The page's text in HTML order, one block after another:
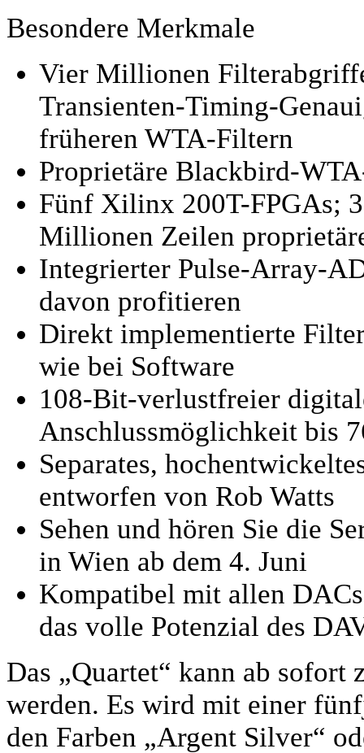
Besondere Merkmale
Vier Millionen
Transienten-Timing-
früheren WTA-Filtern
Proprietäre Blackbird-
Fünf Xilinx 200T-FPGAs;
Millionen Zeilen
Integrierter Pulse-Array-
davon profitieren
Direkt implementierte
wie bei Software
108-Bit-verlustfreier
Anschlussmöglichkeit bis
Separates,
entworfen von Rob Watts
Sehen und hören Sie die
in Wien ab dem 4. Juni
Kompatibel mit allen
das volle Potenzial des
Das „Quartet“ kann ab sofort
werden. Es wird mit einer
den Farben „Argent Silver“